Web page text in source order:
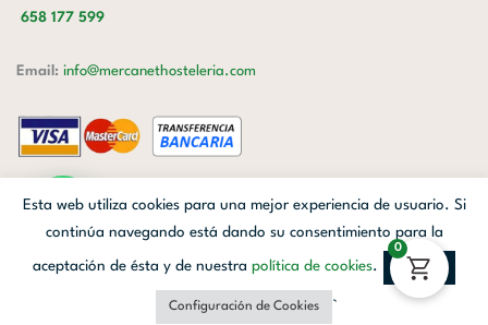
658 177 599
Email: info@mercanethosteleria.com
Mercanet © 2026.| Diseñado porAvanzada Digital| Webmaster
Facebook Linkedin Instagram
Esta web utiliza cookies para una mejor experiencia de usuario. Si
continúa navegando está dando su consentimiento para la
aceptación de ésta y de nuestra política de cookies. Aceptar
Configuración de Cookies `
0